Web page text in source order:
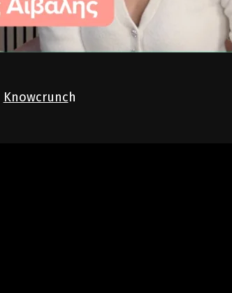
Knowcrunch